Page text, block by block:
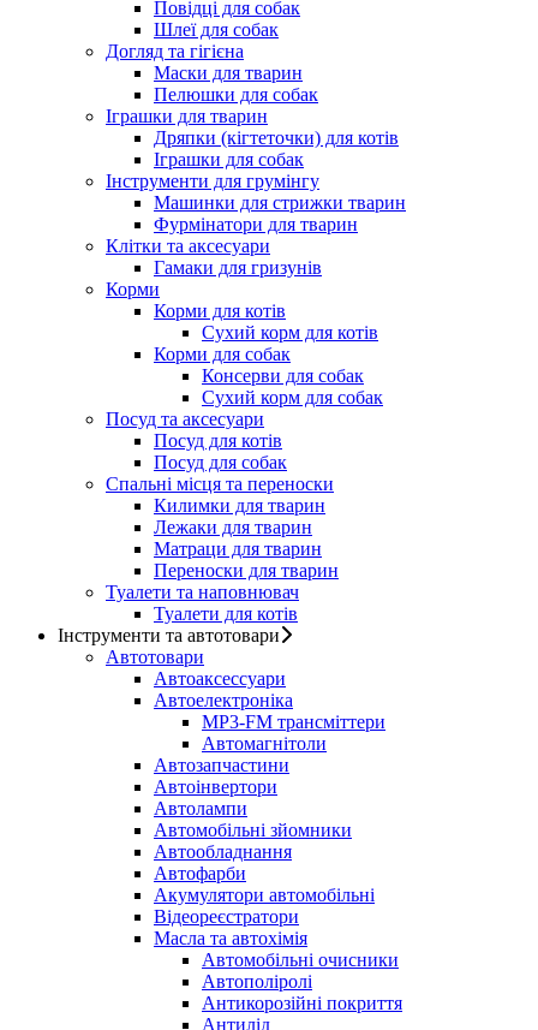
Повідці для собак
Шлеї для собак
Догляд та гігієна
Маски для тварин
Пелюшки для собак
Іграшки для тварин
Дряпки (кігтеточки) для котів
Іграшки для собак
Інструменти для грумінгу
Машинки для стрижки тварин
Фурмінатори для тварин
Клітки та аксесуари
Гамаки для гризунів
Корми
Корми для котів
Сухий корм для котів
Корми для собак
Консерви для собак
Сухий корм для собак
Посуд та аксесуари
Посуд для котів
Посуд для собак
Спальні місця та переноски
Килимки для тварин
Лежаки для тварин
Матраци для тварин
Переноски для тварин
Туалети та наповнювач
Туалети для котів
Інструменти та автотовари
Автотовари
Автоаксессуари
Автоелектроніка
MP3-FM трансміттери
Автомагнітоли
Автозапчастини
Автоінвертори
Автолампи
Автомобільні зйомники
Автообладнання
Автофарби
Акумулятори автомобільні
Відеореєстратори
Масла та автохімія
Автомобільні очисники
Автополіролі
Антикорозійні покриття
Антилід